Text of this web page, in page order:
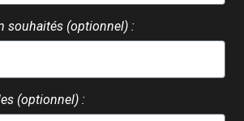
souhaités (optionnel) :
(optionnel) :